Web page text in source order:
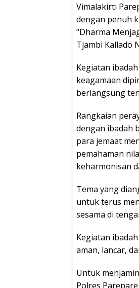
Vimalakirti
dengan penuh
“Dharma
Tjambi Kallado
Kegiatan
keagamaan
berlangsung
Rangkaian
dengan ibadah
para jemaat
pemahaman
keharmonisan
Tema yang
untuk terus
sesama di
Kegiatan
aman, lancar,
Untuk
Polres